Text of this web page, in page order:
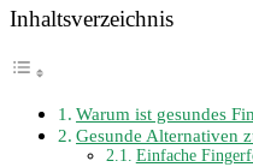
Inhaltsverzeichnis
Warum ist gesundes
Gesunde Alternativen
Einfache